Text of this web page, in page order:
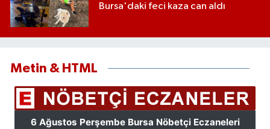
Bursa'daki feci kaza can aldı
Metin & HTML